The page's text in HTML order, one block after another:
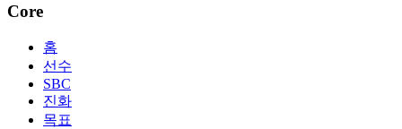
Core
홈
선수
SBC
진화
목표